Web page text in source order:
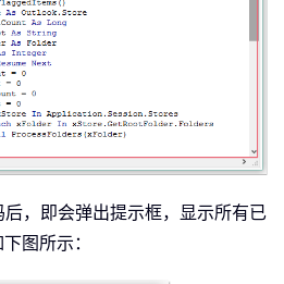
，即会弹出提示框，显示所有已
图所示：